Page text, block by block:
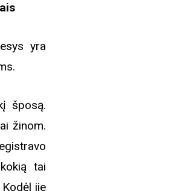
yra
šposą.
žinom.
tai
jie